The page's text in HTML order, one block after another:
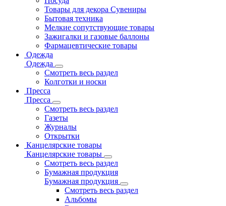
Товары для декора Сувениры
Бытовая техника
Мелкие сопутствующие товары
Зажигалки и газовые баллоны
Фармацевтические товары
Одежда
Одежда
Смотреть весь раздел
Колготки и носки
Пресса
Пресса
Смотреть весь раздел
Газеты
Журналы
Открытки
Канцелярские товары
Канцелярские товары
Смотреть весь раздел
Бумажная продукция
Бумажная продукция
Смотреть весь раздел
Альбомы